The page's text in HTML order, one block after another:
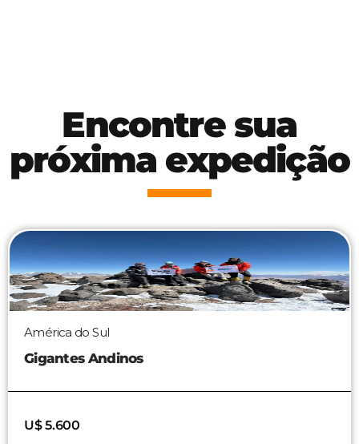
Encontre sua
próxima expedição
América do Sul
Gigantes Andinos
U$ 5.600